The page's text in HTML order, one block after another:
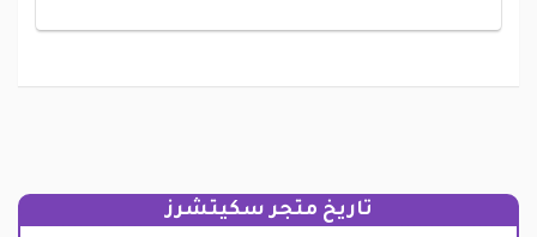
تاريخ متجر سكيتشرز